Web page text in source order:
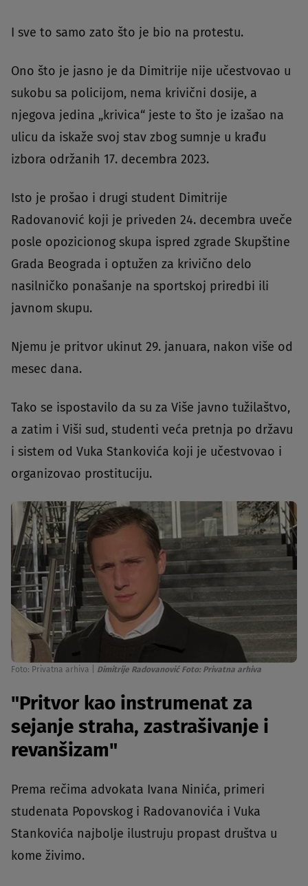
I sve to samo zato što je bio na protestu.
Ono što je jasno je da Dimitrije nije učestvovao u
sukobu sa policijom, nema krivični dosije, a
njegova jedina „krivica“ jeste to što je izašao na
ulicu da iskaže svoj stav zbog sumnje u krađu
izbora održanih 17. decembra 2023.
Isto je prošao i drugi student Dimitrije
Radovanović koji je priveden 24. decembra uveče
posle opozicionog skupa ispred zgrade Skupštine
Grada Beograda i optužen za krivično delo
nasilničko ponašanje na sportskoj priredbi ili
javnom skupu.
Njemu je pritvor ukinut 29. januara, nakon više od
mesec dana.
Tako se ispostavilo da su za Više javno tužilaštvo,
a zatim i Viši sud, studenti veća pretnja po državu
i sistem od Vuka Stankovića koji je učestvovao i
organizovao prostituciju.
Foto: Privatna arhiva Dimitrije Radovanović Foto: Privatna arhiva
"Pritvor kao instrumenat za
sejanje straha, zastrašivanje i
revanšizam"
Prema rečima advokata Ivana Ninića, primeri
studenata Popovskog i Radovanovića i Vuka
Stankovića najbolje ilustruju propast društva u
kome živimo.